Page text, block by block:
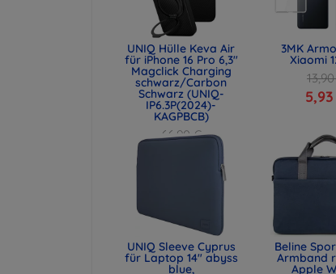
UNIQ Hülle Keva Air
für iPhone 16 Pro 6,3"
Magclick Charging
schwarz/Carbon
Schwarz (UNIQ-
IP6.3P(2024)-
KAGPBCB)
66,90 €
3MK
Xiaomi
UNIQ Sleeve Cyprus
für Laptop 14" abyss
blue,
Beline
Armband
Apple